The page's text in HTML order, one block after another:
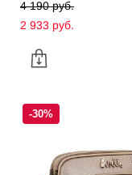
4 190 pуб.
2 933 pуб.
-30%